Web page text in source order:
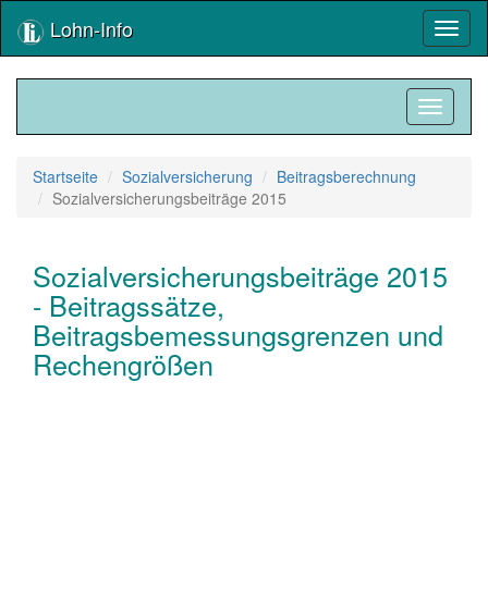
Lohn-Info
Toggle
Startseite Sozialversicherung
Beitragsberechnung
Sozialversicherungsbeiträge 2015
Sozialversicherungsbeiträge 2015
- Beitragssätze,
Beitragsbemessungsgrenzen und
Rechengrößen